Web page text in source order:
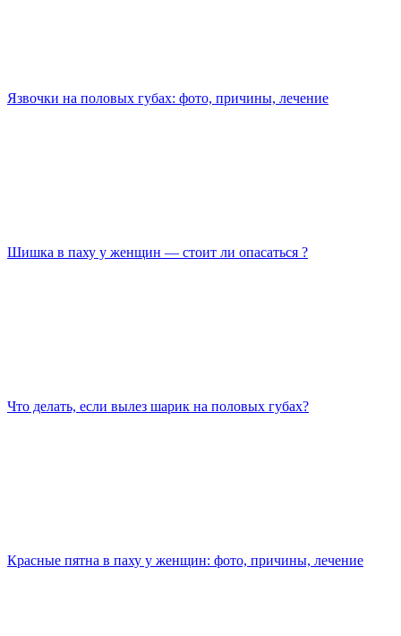
Язвочки на половых губах: фото, причины, лечение
Шишка в паху у женщин — стоит ли опасаться ?
Что делать, если вылез шарик на половых губах?
Красные пятна в паху у женщин: фото, причины, лечение